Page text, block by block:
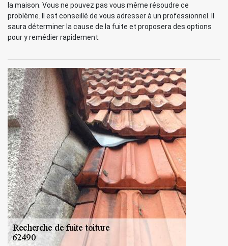
la maison. Vous ne pouvez pas vous même résoudre ce
problème. Il est conseillé de vous adresser à un professionnel. Il
saura déterminer la cause de la fuite et proposera des options
pour y remédier rapidement.